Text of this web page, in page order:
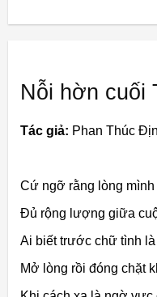
Nỗi hờn cuối
Tác giả: Phan Thúc
Cứ ngỡ rằng lòng mình
Đủ rộng lượng giữa
Ai biết trước chữ tình
Mở lòng rồi đóng chặt